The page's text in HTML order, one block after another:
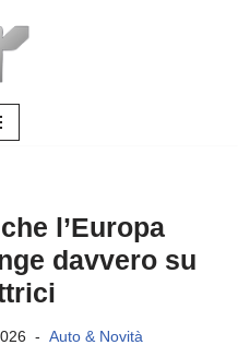
l’Europa
davvero su
Auto & Novità